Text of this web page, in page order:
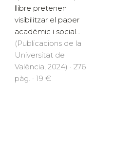
llibre pretenen
visibilitzar el paper
acadèmic i social...
(Publicacions de la
Universitat de
València, 2024) · 276
pàg. · 19 €